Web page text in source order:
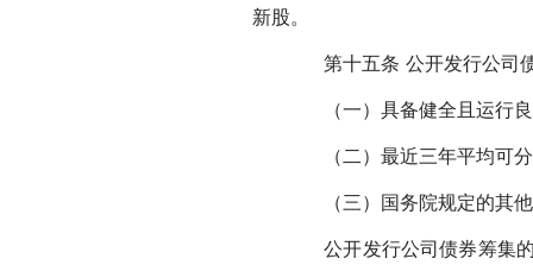
新股。
第十五条 公开发行公司
（一）具备健全且运行良
（二）最近三年平均可分
（三）国务院规定的其他
公开发行公司债券筹集的